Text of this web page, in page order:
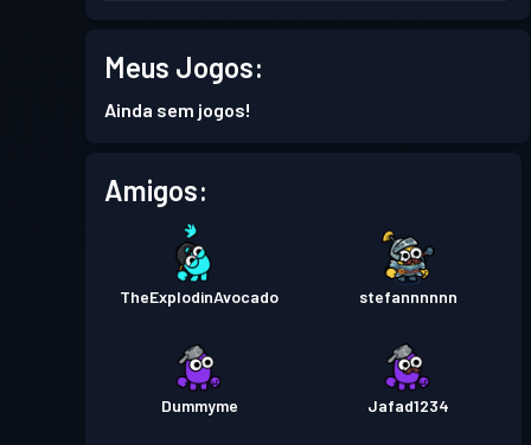
Passe de Batalha
Passe de Batalha Nível 8
Passe de Batalha Season 2
Passe de Batalha Nível 14
Meus Jogos:
Ainda sem jogos!
Amigos:
TheExplodinAvocado stefannnnnn
Dummyme Jafad1234